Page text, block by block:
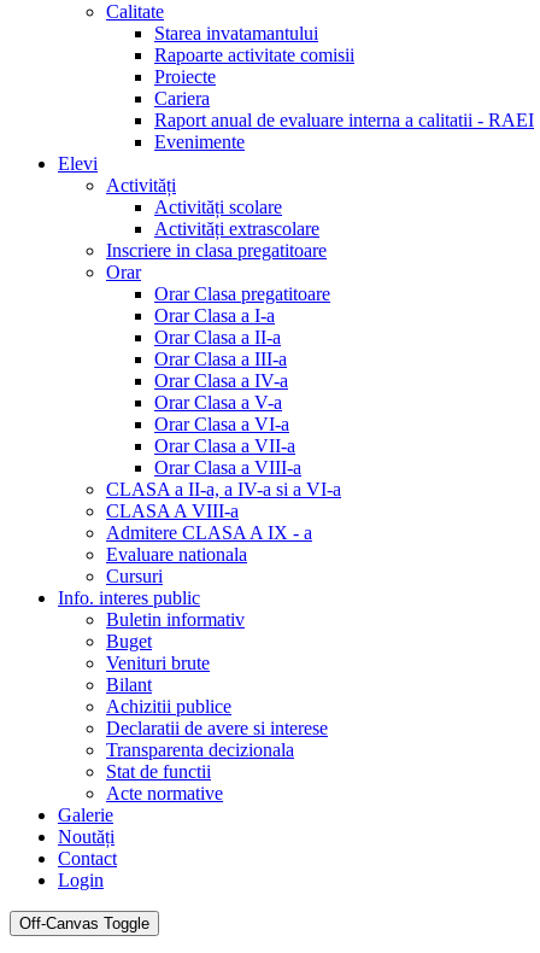
Calitate
Starea invatamantului
Rapoarte activitate comisii
Proiecte
Cariera
Raport anual de evaluare interna a calitatii - RAEI
Evenimente
Elevi
Activități
Activități scolare
Activități extrascolare
Inscriere in clasa pregatitoare
Orar
Orar Clasa pregatitoare
Orar Clasa a I-a
Orar Clasa a II-a
Orar Clasa a III-a
Orar Clasa a IV-a
Orar Clasa a V-a
Orar Clasa a VI-a
Orar Clasa a VII-a
Orar Clasa a VIII-a
CLASA a II-a, a IV-a si a VI-a
CLASA A VIII-a
Admitere CLASA A IX - a
Evaluare nationala
Cursuri
Info. interes public
Buletin informativ
Buget
Venituri brute
Bilant
Achizitii publice
Declaratii de avere si interese
Transparenta decizionala
Stat de functii
Acte normative
Galerie
Noutăți
Contact
Login
Off-Canvas Toggle